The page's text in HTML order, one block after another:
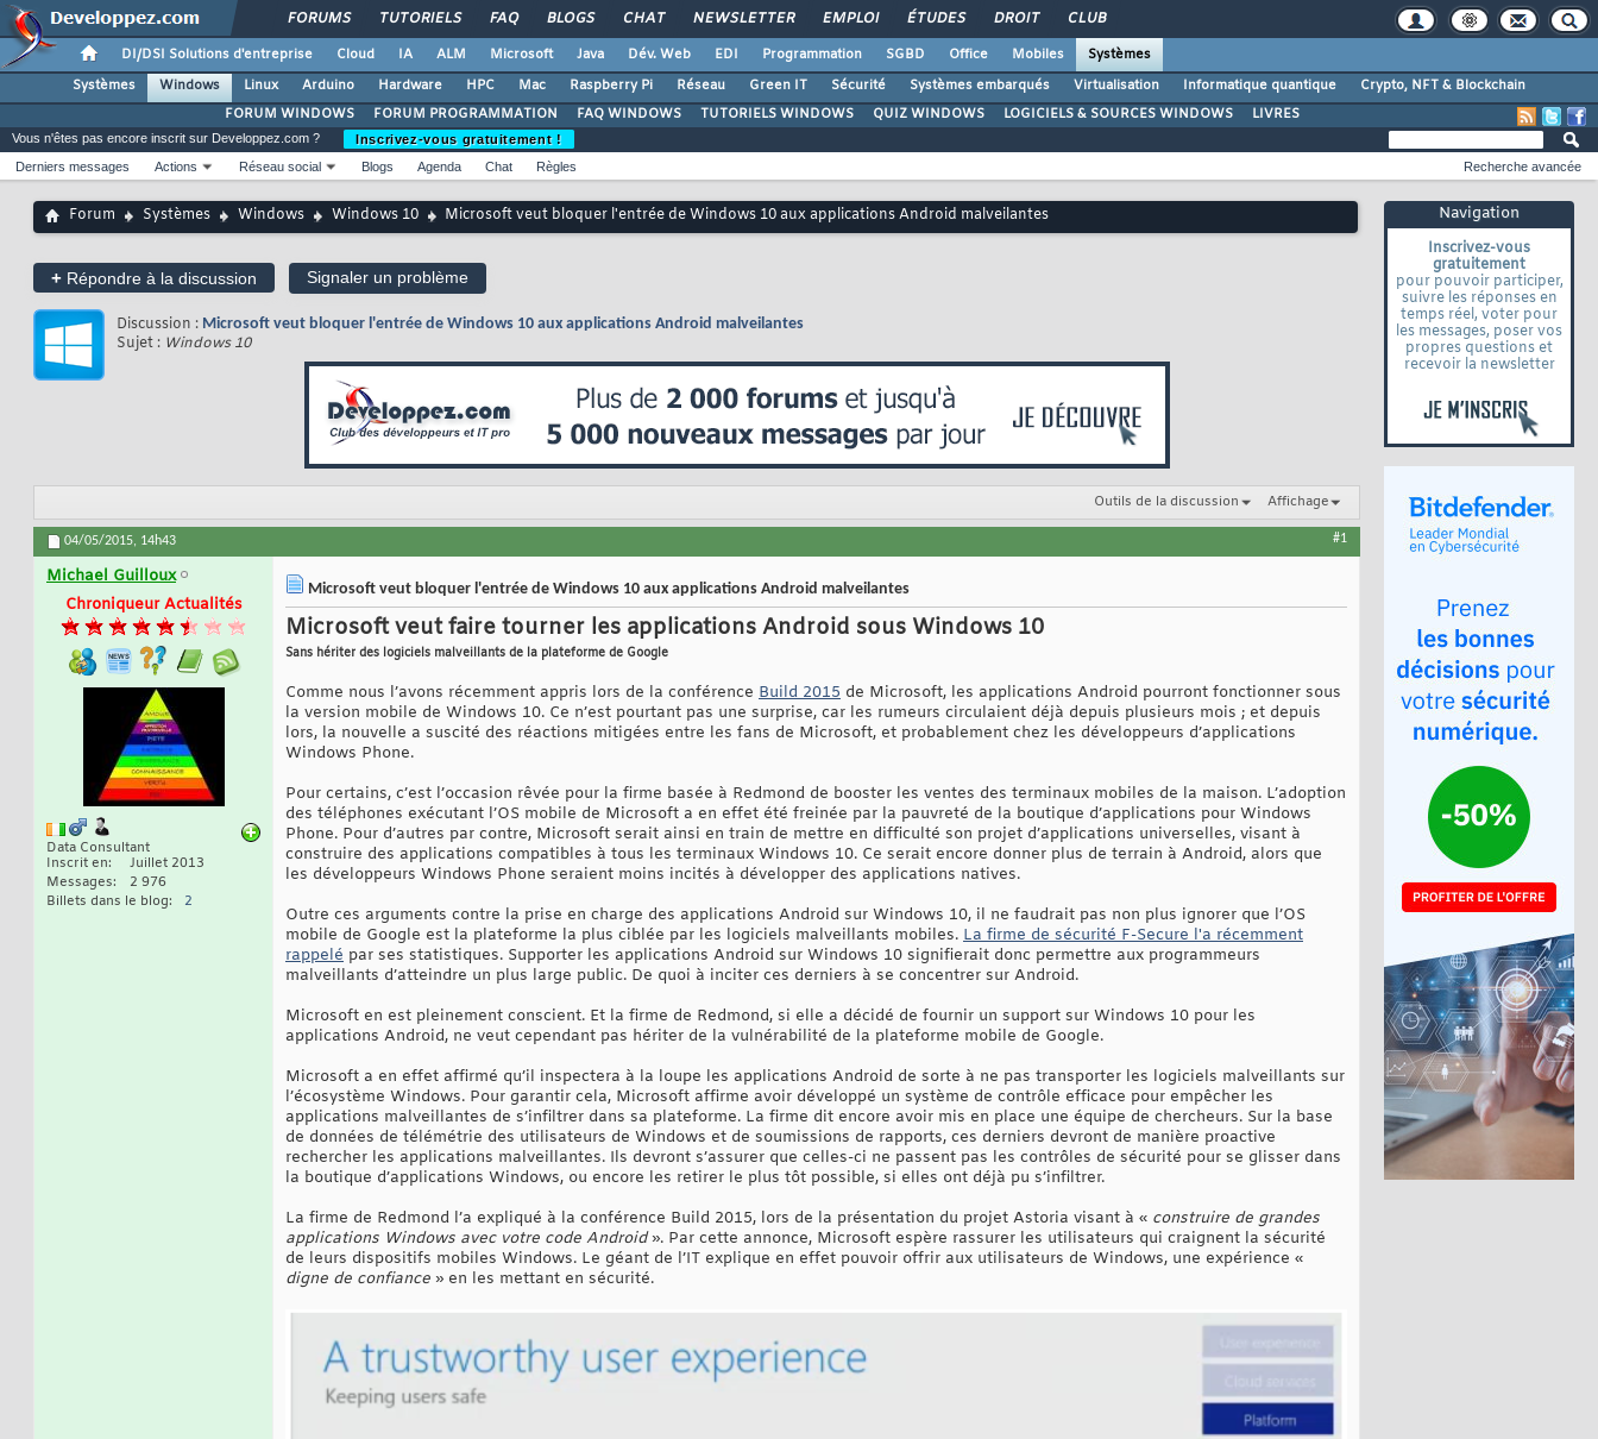
FORUMS TUTORIELS FAQ BLOGS CHAT NEWSLETTER EMPLOI ÉTUDES DROIT CLUB
DI/DSI Solutions d'entreprise Cloud IA ALM Microsoft Java Dév. Web EDI Programmation SGBD Office Mobiles
Systèmes
Systèmes
Windows Linux Arduino Hardware HPC Mac Raspberry Pi Réseau Green IT Sécurité Systèmes embarqués Virtualisation Informatique quantique
Crypto, NFT & Blockchain
FORUM WINDOWS
FORUM PROGRAMMATION FAQ WINDOWS TUTORIELS WINDOWS QUIZ WINDOWS LOGICIELS & SOURCES WINDOWS LIVRES
Navigation
Inscrivez-vous
gratuitement
pour pouvoir participer,
suivre les réponses en
temps réel, voter pour
les messages, poser vos
propres questions et
recevoir la newsletter
Vous n'êtes pas encore inscrit sur Developpez.com ?
Inscrivez-vous gratuitement !
Derniers messages
Actions Réseau social Blogs Agenda Chat Règles Recherche avancée
Forum Systèmes Windows Windows 10 Microsoft veut bloquer l'entrée de Windows 10 aux applications Android malveilantes
+ Répondre à la discussion Signaler un problème
Discussion : Microsoft veut bloquer l'entrée de Windows 10 aux applications Android malveilantes
Sujet : Windows 10
Outils de la discussion Affichage
04/05/2015, 14h43 #1
Michael Guilloux
Chroniqueur Actualités
Data Consultant
Inscrit en
Juillet 2013
Messages
2 976
Billets dans le blog
2
Microsoft veut bloquer l'entrée de Windows 10 aux applications Android malveilantes
Microsoft veut faire tourner les applications Android sous Windows 10
Sans hériter des logiciels malveillants de la plateforme de Google
Comme nous l’avons récemment appris lors de la conférence Build 2015 de Microsoft, les applications Android pourront fonctionner sous
la version mobile de Windows 10. Ce n’est pourtant pas une surprise, car les rumeurs circulaient déjà depuis plusieurs mois ; et depuis
lors, la nouvelle a suscité des réactions mitigées entre les fans de Microsoft, et probablement chez les développeurs d’applications
Windows Phone.
Pour certains, c’est l’occasion rêvée pour la firme basée à Redmond de booster les ventes des terminaux mobiles de la maison. L’adoption
des téléphones exécutant l’OS mobile de Microsoft a en effet été freinée par la pauvreté de la boutique d’applications pour Windows
Phone. Pour d’autres par contre, Microsoft serait ainsi en train de mettre en difficulté son projet d’applications universelles, visant à
construire des applications compatibles à tous les terminaux Windows 10. Ce serait encore donner plus de terrain à Android, alors que
les développeurs Windows Phone seraient moins incités à développer des applications natives.
Outre ces arguments contre la prise en charge des applications Android sur Windows 10, il ne faudrait pas non plus ignorer que l’OS
mobile de Google est la plateforme la plus ciblée par les logiciels malveillants mobiles. La firme de sécurité F-Secure l'a récemment
rappelé par ses statistiques. Supporter les applications Android sur Windows 10 signifierait donc permettre aux programmeurs
malveillants d’atteindre un plus large public. De quoi à inciter ces derniers à se concentrer sur Android.
Microsoft en est pleinement conscient. Et la firme de Redmond, si elle a décidé de fournir un support sur Windows 10 pour les
applications Android, ne veut cependant pas hériter de la vulnérabilité de la plateforme mobile de Google.
Microsoft a en effet affirmé qu’il inspectera à la loupe les applications Android de sorte à ne pas transporter les logiciels malveillants sur
l’écosystème Windows. Pour garantir cela, Microsoft affirme avoir développé un système de contrôle efficace pour empêcher les
applications malveillantes de s’infiltrer dans sa plateforme. La firme dit encore avoir mis en place une équipe de chercheurs. Sur la base
de données de télémétrie des utilisateurs de Windows et de soumissions de rapports, ces derniers devront de manière proactive
rechercher les applications malveillantes. Ils devront s’assurer que celles-ci ne passent pas les contrôles de sécurité pour se glisser dans
la boutique d’applications Windows, ou encore les retirer le plus tôt possible, si elles ont déjà pu s’infiltrer.
La firme de Redmond l’a expliqué à la conférence Build 2015, lors de la présentation du projet Astoria visant à « construire de grandes
applications Windows avec votre code Android». Par cette annonce, Microsoft espère rassurer les utilisateurs qui craignent la sécurité
de leurs dispositifs mobiles Windows. Le géant de l’IT explique en effet pouvoir offrir aux utilisateurs de Windows, une expérience «
digne de confiance » en les mettant en sécurité.